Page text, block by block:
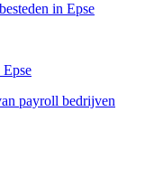
in Epse
payroll bedrijven